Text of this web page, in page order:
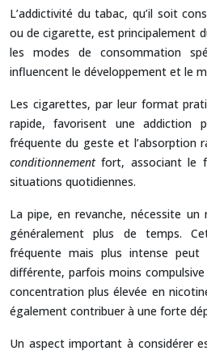
L’addictivité du tabac, qu’il soit
ou de cigarette, est principalement
les modes de consommation
influencent le développement et le
Les cigarettes, par leur format
rapide, favorisent une addiction
fréquente du geste et l’absorption
conditionnementfort, associant le
situations quotidiennes.
La pipe, en revanche, nécessite
généralement plus de temps.
fréquente mais plus intense peut
différente, parfois moins
concentration plus élevée en
également contribuer à une forte
Un aspect important à considérer